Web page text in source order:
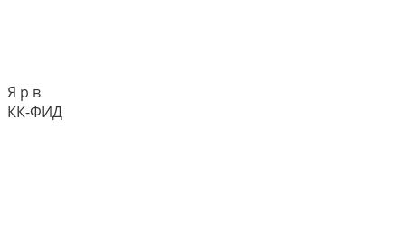
Я р в
КК-ФИД